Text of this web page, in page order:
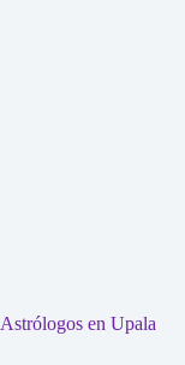
Astrólogos en Upala